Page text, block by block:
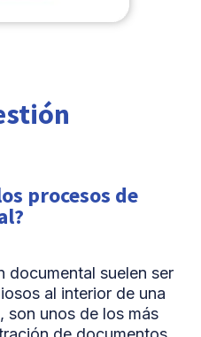
procesos de
documental suelen ser
al interior de una
son unos de los más